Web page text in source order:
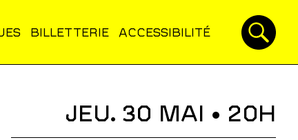
BILLETTERIE ACCESSIBILITÉ
JEU. 30 MAI • 20H